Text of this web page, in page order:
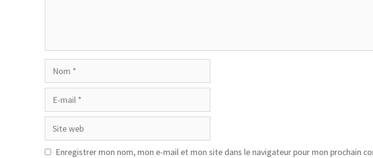
Site
Enregistrer mon nom, mon e-mail et mon site dans le navigateur pour mon prochain